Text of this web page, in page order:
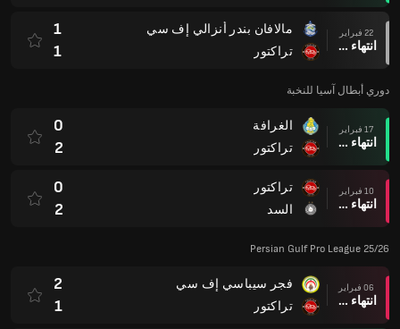
22 فبراير
انتهاء وقت المباراة
مالافان بندر أنزالي إف سي
تراكتور
1
1
دوري أبطال آسيا للنخبة
17 فبراير
انتهاء وقت المباراة
الغرافة
تراكتور
0
2
10 فبراير
انتهاء وقت المباراة
تراكتور
السد
0
2
Persian Gulf Pro League 25/26
06 فبراير
انتهاء وقت المباراة
فجر سيباسي إف سي
تراكتور
2
1